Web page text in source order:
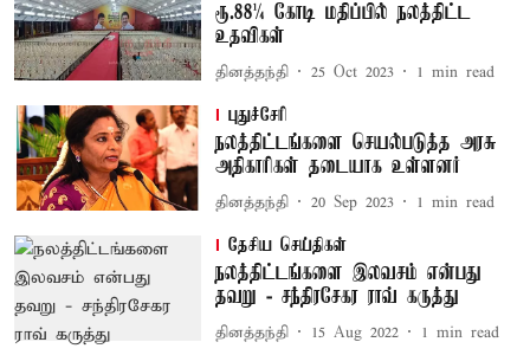
ரூ.88¼ கோடி மதிப்பில் நலத்திட்ட
உதவிகள்
தினத்தந்தி 25 Oct 2023 1 min read
புதுச்சேரி
நலத்திட்டங்களை செயல்படுத்த அரசு
அதிகாரிகள் தடையாக உள்ளனர்
தினத்தந்தி 20 Sep 2023 1 min read
தேசிய செய்திகள்
நலத்திட்டங்களை இலவசம் என்பது
தவறு - சந்திரசேகர ராவ் கருத்து
தினத்தந்தி 15 Aug 2022 1 min read